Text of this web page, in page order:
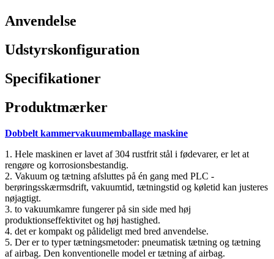
Anvendelse
Udstyrskonfiguration
Specifikationer
Produktmærker
Dobbelt kammervakuumemballage maskine
1. Hele maskinen er lavet af 304 rustfrit stål i fødevarer, er let at
rengøre og korrosionsbestandig.
2. Vakuum og tætning afsluttes på én gang med PLC -
berøringsskærmsdrift, vakuumtid, tætningstid og køletid kan justeres
nøjagtigt.
3. to vakuumkamre fungerer på sin side med høj
produktionseffektivitet og høj hastighed.
4. det er kompakt og pålideligt med bred anvendelse.
5. Der er to typer tætningsmetoder: pneumatisk tætning og tætning
af airbag. Den konventionelle model er tætning af airbag.